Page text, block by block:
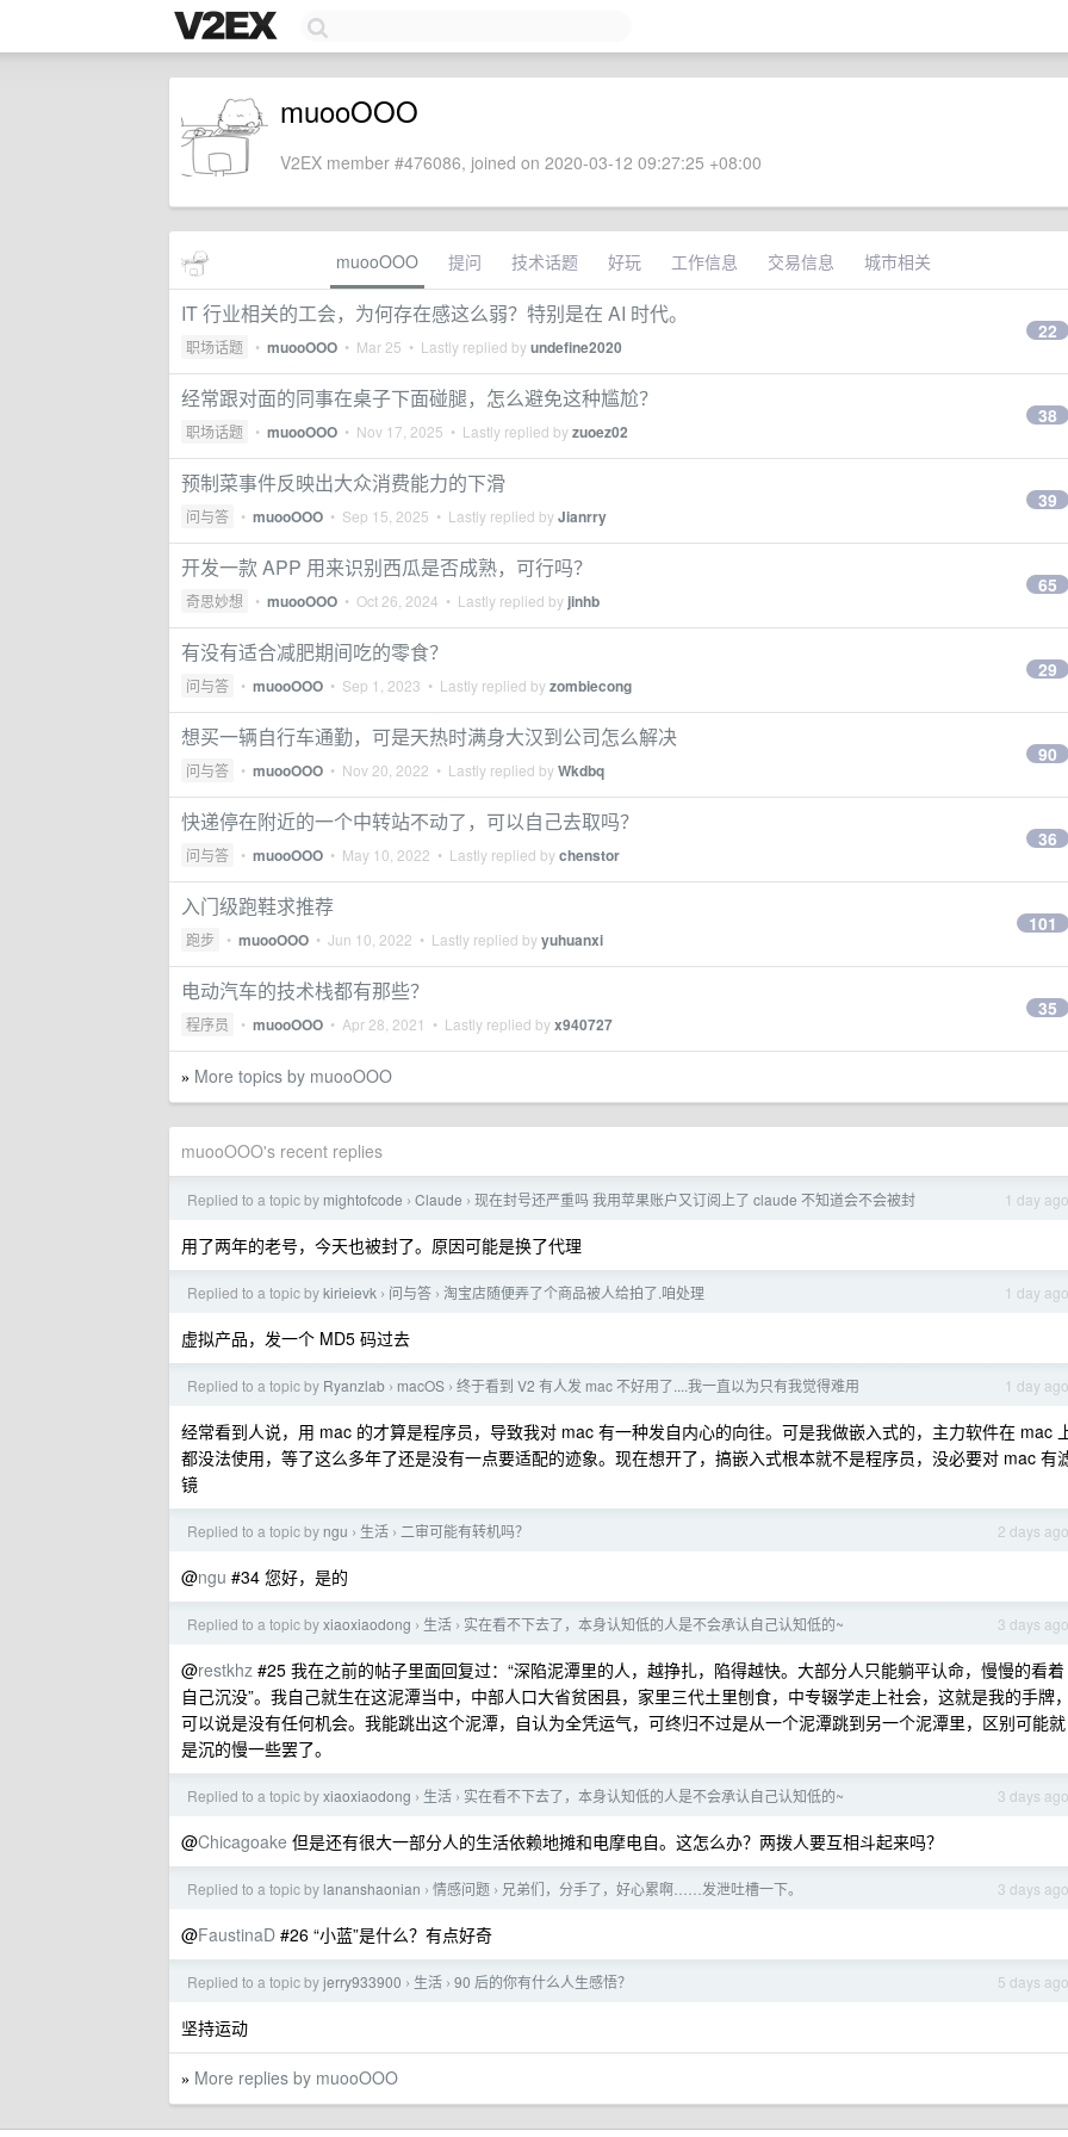
muooOOO
V2EX member #476086, joined on 2020-03-12 09:27:25 +08:00
muooOOO 提问 技术话题 好玩 工作信息 交易信息 城市相关
IT 行业相关的工会，为何存在感这么弱？特别是在 AI 时代。
职场话题 • muooOOO • Mar 25 • Lastly replied byundefine2020
22
经常跟对面的同事在桌子下面碰腿，怎么避免这种尴尬？
职场话题 • muooOOO • Nov 17, 2025 • Lastly replied byzuoez02
38
预制菜事件反映出大众消费能力的下滑
问与答 • muooOOO • Sep 15, 2025 • Lastly replied byJianrry
39
开发一款 APP 用来识别西瓜是否成熟，可行吗？
奇思妙想 • muooOOO • Oct 26, 2024 • Lastly replied by jinhb
65
有没有适合减肥期间吃的零食？
问与答 • muooOOO • Sep 1, 2023 • Lastly replied byzombiecong
29
想买一辆自行车通勤，可是天热时满身大汉到公司怎么解决
问与答 • muooOOO • Nov 20, 2022 • Lastly replied byWkdbq
90
快递停在附近的一个中转站不动了，可以自己去取吗？
问与答 • muooOOO • May 10, 2022 • Lastly replied bychenstor
36
入门级跑鞋求推荐
跑步 • muooOOO • Jun 10, 2022 • Lastly replied byyuhuanxi
101
电动汽车的技术栈都有那些？
程序员 • muooOOO • Apr 28, 2021 • Lastly replied byx940727
35
» More topics by muooOOO
muooOOO's recent replies
1 day ago
Replied to a topic by mightofcode › Claude › 现在封号还严重吗 我用苹果账户又订阅上了 claude 不知道会不会被封
用了两年的老号，今天也被封了。原因可能是换了代理
1 day ago
Replied to a topic bykirieievk › 问与答 › 淘宝店随便弄了个商品被人给拍了.咱处理
虚拟产品，发一个 MD5 码过去
1 day ago
Replied to a topic by Ryanzlab › macOS › 终于看到 V2 有人发 mac 不好用了....我一直以为只有我觉得难用
经常看到人说，用 mac 的才算是程序员，导致我对 mac 有一种发自内心的向往。可是我做嵌入式的，主力软件在 mac
都没法使用，等了这么多年了还是没有一点要适配的迹象。现在想开了，搞嵌入式根本就不是程序员，没必要对 mac 有
镜
2 days ago
Replied to a topic by ngu › 生活 › 二审可能有转机吗？
@ngu #34 您好，是的
3 days ago
Replied to a topic byxiaoxiaodong › 生活 › 实在看不下去了，本身认知低的人是不会承认自己认知低的~
@restkhz #25 我在之前的帖子里面回复过：“深陷泥潭里的人，越挣扎，陷得越快。大部分人只能躺平认命，慢慢的看着
自己沉没”。我自己就生在这泥潭当中，中部人口大省贫困县，家里三代土里刨食，中专辍学走上社会，这就是我的手牌，
可以说是没有任何机会。我能跳出这个泥潭，自认为全凭运气，可终归不过是从一个泥潭跳到另一个泥潭里，区别可能就
是沉的慢一些罢了。
3 days ago
Replied to a topic byxiaoxiaodong › 生活 › 实在看不下去了，本身认知低的人是不会承认自己认知低的~
@Chicagoake 但是还有很大一部分人的生活依赖地摊和电摩电自。这怎么办？两拨人要互相斗起来吗？
3 days ago
Replied to a topic by lananshaonian › 情感问题 › 兄弟们，分手了，好心累啊……发泄吐槽一下。
@FaustinaD #26 “小蓝”是什么？有点好奇
5 days ago
Replied to a topic byjerry933900 › 生活 › 90 后的你有什么人生感悟？
坚持运动
» More replies by muooOOO